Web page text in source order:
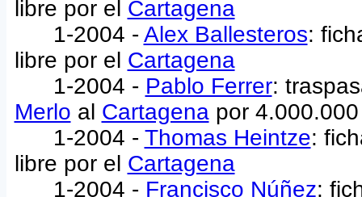
libre por el Cartagena
1-2004 - Alex Ballesteros:
libre por el Cartagena
1-2004 - Pablo Ferrer:
Merlo al Cartagenapor
1-2004 - Thomas Heintze:
libre por el Cartagena
1-2004 - Francisco Núñez: